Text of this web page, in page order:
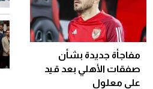
مفاجأة جديدة بشأن
صفقات الأهلي بعد قيد
علي معلول